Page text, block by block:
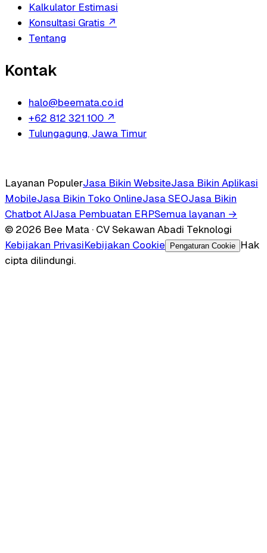
Kalkulator Estimasi
Konsultasi Gratis ↗
Tentang
Kontak
halo@beemata.co.id
+62 812 321 100 ↗
Tulungagung, Jawa Timur
Layanan PopulerJasa Bikin WebsiteJasa Bikin Aplikasi
MobileJasa Bikin Toko OnlineJasa SEOJasa Bikin
Chatbot AIJasa Pembuatan ERPSemua layanan →
© 2026 Bee Mata · CV Sekawan Abadi Teknologi
Kebijakan PrivasiKebijakan Cookie Pengaturan Cookie
Hak
cipta dilindungi.